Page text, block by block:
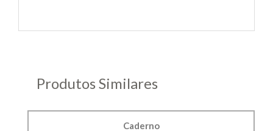
Produtos Similares
Caderno